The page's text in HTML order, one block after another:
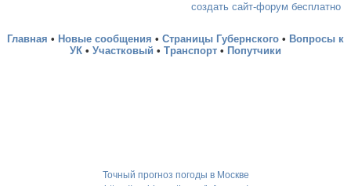
создать сайт-форум бесплатно
Главная • Новые сообщения • Страницы Губернского • Вопросы к
УК • Участковый • Транспорт • Попутчики
Точный прогноз погоды в Москве